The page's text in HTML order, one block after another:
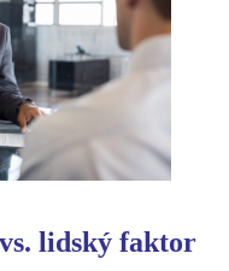
lidský faktor